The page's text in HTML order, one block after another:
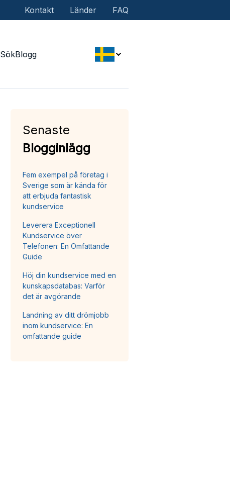
Kontakt Länder FAQ
SökBlogg
Senaste
Blogginlägg
Fem exempel på företag i
Sverige som är kända för
att erbjuda fantastisk
kundservice
Leverera Exceptionell
Kundservice över
Telefonen: En Omfattande
Guide
Höj din kundservice med en
kunskapsdatabas: Varför
det är avgörande
Landning av ditt drömjobb
inom kundservice: En
omfattande guide